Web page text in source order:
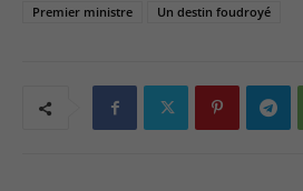
Premier ministre
Un destin foudroyé